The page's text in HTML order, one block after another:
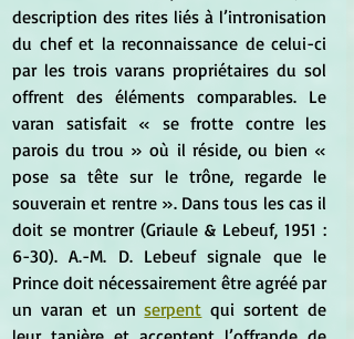
description des rites liés à l’intronisation
du chef et la reconnaissance de celui-ci
par les trois varans propriétaires du sol
offrent des éléments comparables. Le
varan satisfait « se frotte contre les
parois du trou » où il réside, ou bien «
pose sa tête sur le trône, regarde le
souverain et rentre ». Dans tous les cas il
doit se montrer (Griaule & Lebeuf, 1951 :
6-30). A.-M. D. Lebeuf signale que le
Prince doit nécessairement être agréé par
un varan et un serpent qui sortent de